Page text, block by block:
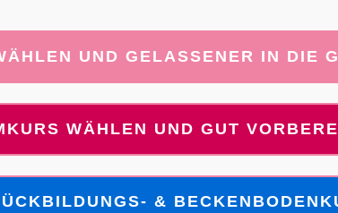
UND GELASSENER IN DIE
WÄHLEN UND GUT
&